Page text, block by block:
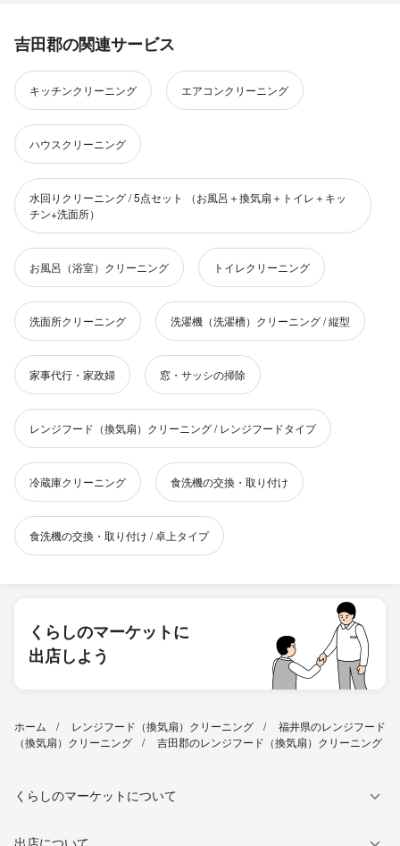
吉田郡の関連サービス
キッチンクリーニング エアコンクリーニング
ハウスクリーニング
水回りクリーニング / 5点セット （お風呂＋換気扇＋トイレ＋キッ
チン+洗面所）
お風呂（浴室）クリーニング トイレクリーニング
洗面所クリーニング 洗濯機（洗濯槽）クリーニング / 縦型
家事代行・家政婦 窓・サッシの掃除
レンジフード（換気扇）クリーニング / レンジフードタイプ
冷蔵庫クリーニング 食洗機の交換・取り付け
食洗機の交換・取り付け / 卓上タイプ
くらしのマーケットに
出店しよう
ホーム レンジフード（換気扇）クリーニング
福井県のレンジフード
（換気扇）クリーニング
吉田郡のレンジフード（換気扇）クリーニング
くらしのマーケットについて
出店について